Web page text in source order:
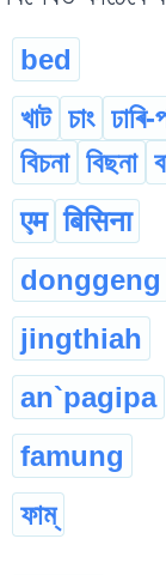
bed
খাট চাং ঢাৰি-
বিচনা বিছনা
एम बिसिना
donggeng
jingthiah
an`pagipa
famung
ফাম্